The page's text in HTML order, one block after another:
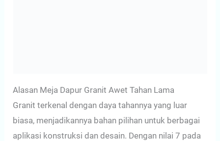
Alasan Meja Dapur Granit Awet Tahan Lama
Granit terkenal dengan daya tahannya yang luar
biasa, menjadikannya bahan pilihan untuk berbagai
aplikasi konstruksi dan desain. Dengan nilai 7 pada